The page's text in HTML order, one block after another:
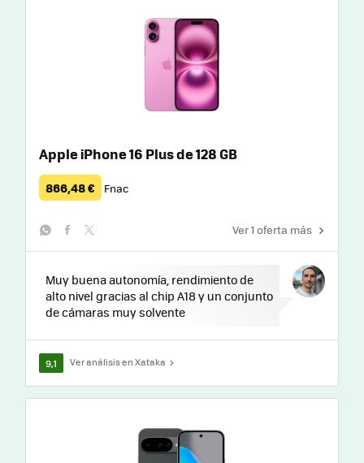
Apple iPhone 16 Plus de 128 GB
866,48 € Fnac
Ver 1 oferta más
Muy buena autonomía, rendimiento de
alto nivel gracias al chip A18 y un conjunto
de cámaras muy solvente
9,1 Ver análisis en Xataka